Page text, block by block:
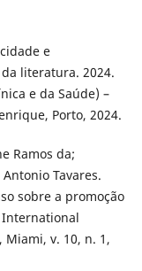
e
literatura. 2024.
e da Saúde) –
Porto, 2024.
Ramos da;
Antonio Tavares.
sobre a promoção
Miami, v. 10, n. 1,